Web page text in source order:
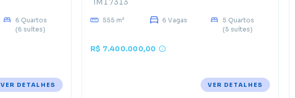
6 Quartos
(6 suítes)
VER DETALHES
IM17313
555 m² 6 Vagas
5 Quartos
(5 suítes)
R$ 7.400.000,00
VER DETALHES